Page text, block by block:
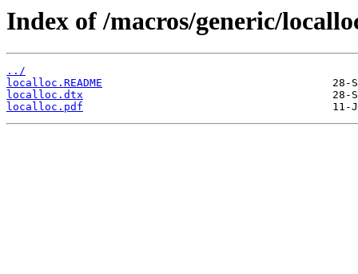
Index of /macros/generic/
../
localloc.README
localloc.dtx
localloc.pdf